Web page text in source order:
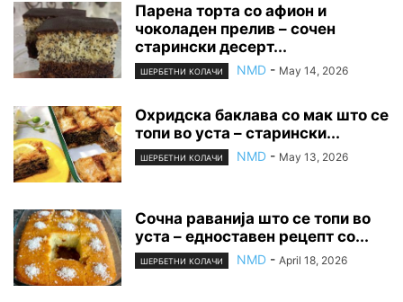
Парена торта со афион и
чоколаден прелив – сочен
старински десерт...
ШЕРБЕТНИ КОЛАЧИ NMD - May 14, 2026
Охридска баклава со мак што се
топи во уста – старински...
ШЕРБЕТНИ КОЛАЧИ NMD - May 13, 2026
Сочна раванија што се топи во
уста – едноставен рецепт со...
ШЕРБЕТНИ КОЛАЧИ NMD - April 18, 2026